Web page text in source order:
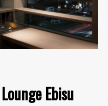
Ebisu